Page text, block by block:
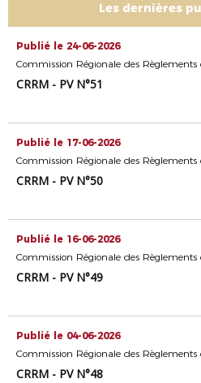
Les dernières
Publié le 24-06-2026
CRRM - PV N°51
Publié le 17-06-2026
CRRM - PV N°50
Publié le 16-06-2026
CRRM - PV N°49
Publié le 04-06-2026
CRRM - PV N°48